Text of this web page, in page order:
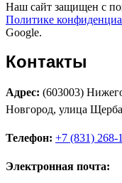
Наш сайт защищен с
Политике
Google.
Контакты
Адрес: (603003)
Новгород, улица
Телефон: +7 (831) 268-
Электронная почта: